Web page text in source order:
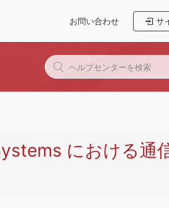
お問い合わせ サ
における通